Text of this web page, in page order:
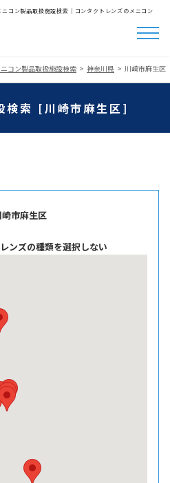
コン製品取扱施設検索│コンタクトレンズのメニコン
コン製品取扱施設検索 神奈川県 川崎市麻生区
検索 [川崎市麻生区]
市麻生区
ンズの種類を選択しない